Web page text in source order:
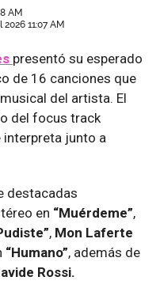
AM
11:07 AM
presentó su esperado
de 16 canciones que
del artista. El
del focus track
interpreta junto a
destacadas
en “Muérdeme”,
, Mon Laferte
“Humano”, además de
Rossi.